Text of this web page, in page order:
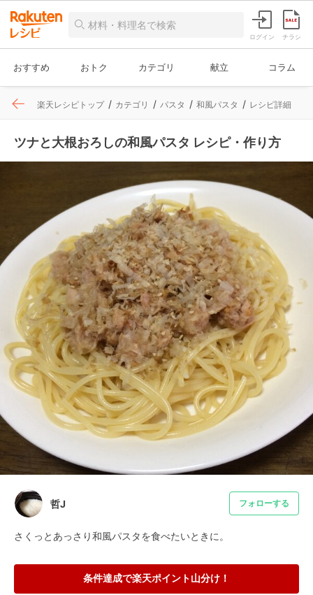
ログイン チラシ
おすすめ おトク カテゴリ 献立 コラム
楽天レシピトップ カテゴリ パスタ 和風パスタ レシピ詳細
ツナと大根おろしの和風パスタ レシピ・作り方
哲J フォローする
さくっとあっさり和風パスタを食べたいときに。
条件達成で楽天ポイント山分け！